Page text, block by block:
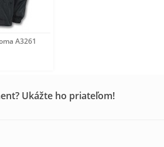
A3261
Ukážte ho priateľom!